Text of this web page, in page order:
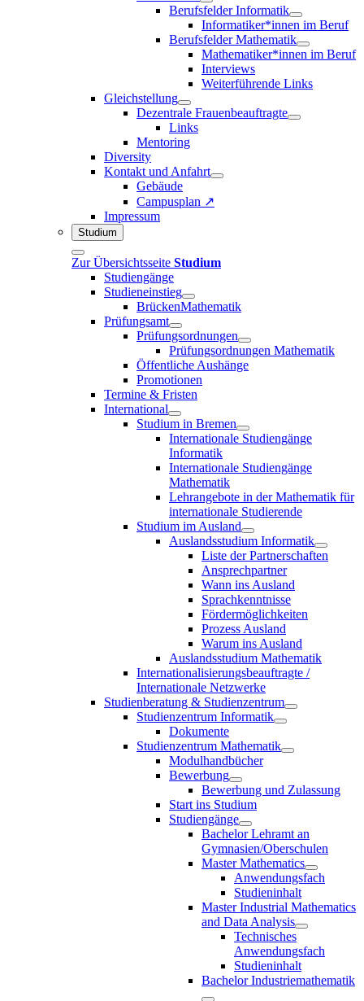
Berufsfelder Informatik
Informatiker*innen im Beruf
Berufsfelder Mathematik
Mathematiker*innen im Beruf
Interviews
Weiterführende Links
Gleichstellung
Dezentrale Frauenbeauftragte
Links
Mentoring
Diversity
Kontakt und Anfahrt
Gebäude
Campusplan ↗
Impressum
Studium
Zur Übersichtsseite Studium
Studiengänge
Studieneinstieg
BrückenMathematik
Prüfungsamt
Prüfungsordnungen
Prüfungsordnungen Mathematik
Öffentliche Aushänge
Promotionen
Termine & Fristen
International
Studium in Bremen
Internationale Studiengänge
Informatik
Internationale Studiengänge
Mathematik
Lehrangebote in der Mathematik für
internationale Studierende
Studium im Ausland
Auslandsstudium Informatik
Liste der Partnerschaften
Ansprechpartner
Wann ins Ausland
Sprachkenntnisse
Fördermöglichkeiten
Prozess Ausland
Warum ins Ausland
Auslandsstudium Mathematik
Internationalisierungsbeauftragte /
Internationale Netzwerke
Studienberatung & Studienzentrum
Studienzentrum Informatik
Dokumente
Studienzentrum Mathematik
Modulhandbücher
Bewerbung
Bewerbung und Zulassung
Start ins Studium
Studiengänge
Bachelor Lehramt an
Gymnasien/Oberschulen
Master Mathematics
Anwendungsfach
Studieninhalt
Master Industrial Mathematics
and Data Analysis
Technisches
Anwendungsfach
Studieninhalt
Bachelor Industriemathematik